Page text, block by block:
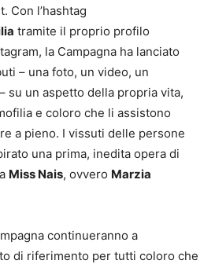
Con l’hashtag
tramite il proprio profilo
la Campagna ha lanciato
– una foto, un video, un
su un aspetto della propria vita,
e coloro che li assistono
a pieno. I vissuti delle persone
una prima, inedita opera di
Miss Nais, ovvero Marzia
continueranno a
di riferimento per tutti coloro che